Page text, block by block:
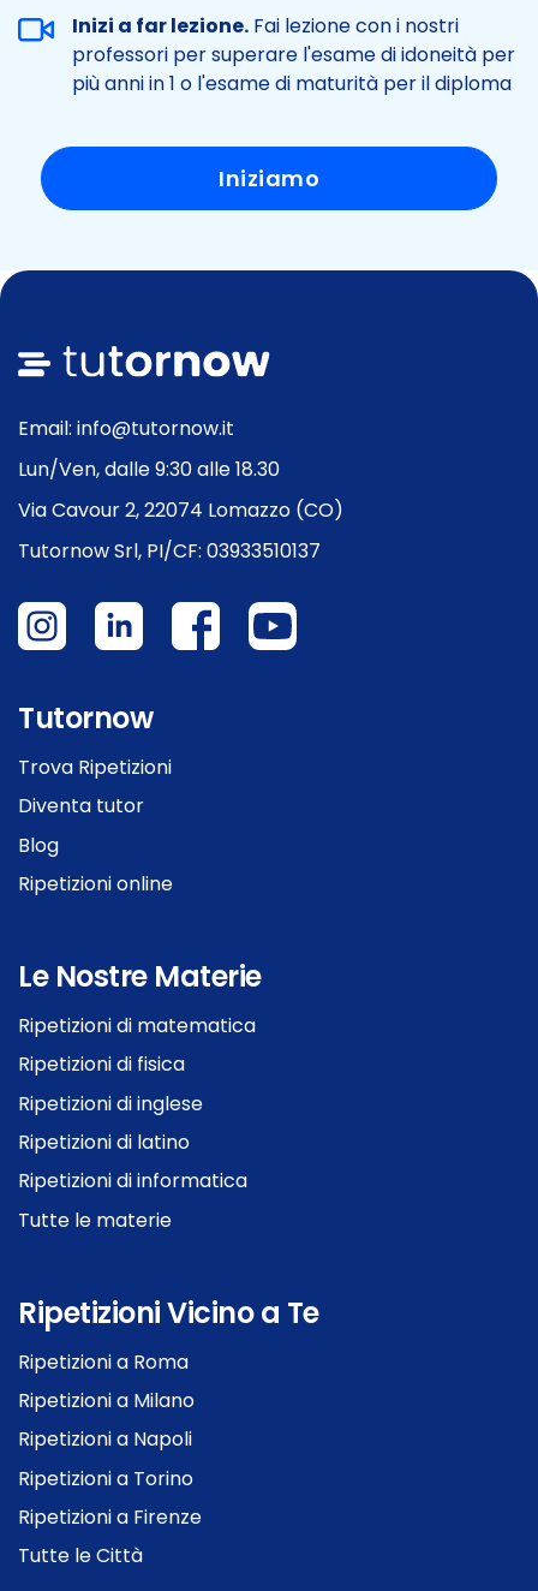
Inizi a far lezione. Fai lezione con i nostri
professori per superare l'esame di idoneità per
più anni in 1 o l'esame di maturità per il diploma
Iniziamo
Email: info@tutornow.it
Lun/Ven, dalle 9:30 alle 18.30
Via Cavour 2, 22074 Lomazzo (CO)
Tutornow Srl, PI/CF: 03933510137
Tutornow
Trova Ripetizioni
Diventa tutor
Blog
Ripetizioni online
Le Nostre Materie
Ripetizioni di matematica
Ripetizioni di fisica
Ripetizioni di inglese
Ripetizioni di latino
Ripetizioni di informatica
Tutte le materie
Ripetizioni Vicino a Te
Ripetizioni a Roma
Ripetizioni a Milano
Ripetizioni a Napoli
Ripetizioni a Torino
Ripetizioni a Firenze
Tutte le Città